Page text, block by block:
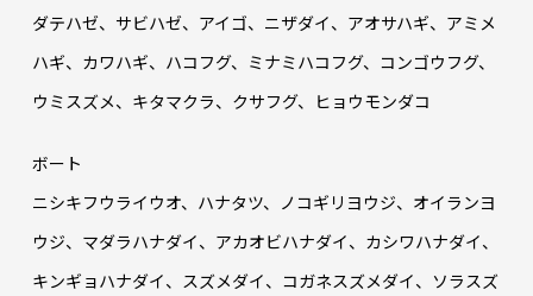
ダテハゼ、サビハゼ、アイゴ、ニザダイ、アオサハギ、アミメ
ハギ、カワハギ、ハコフグ、ミナミハコフグ、コンゴウフグ、
ウミスズメ、キタマクラ、クサフグ、ヒョウモンダコ
ボート
ニシキフウライウオ、ハナタツ、ノコギリヨウジ、オイランヨ
ウジ、マダラハナダイ、アカオビハナダイ、カシワハナダイ、
キンギョハナダイ、スズメダイ、コガネスズメダイ、ソラスズ